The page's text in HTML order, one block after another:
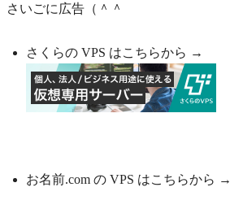
さいごに広告（＾＾
さくらの VPS はこちらから →
お名前.com の VPS はこちらから →